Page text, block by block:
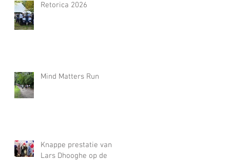
Retorica 2026
Mind Matters Run
Knappe prestatie van
Lars Dhooghe op de